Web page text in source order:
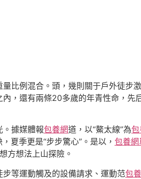
比例混合。頭，幾則關于戶外徒步
，還有兩條20多歲的年青性命，先
。據媒體報包養網道，以“鰲太線”為
夏季更是“步步驚心”。是以， 包養網
方想法上山探險。
等運動觸及的設備請求、運動范包養